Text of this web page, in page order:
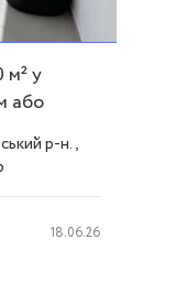
у
або
р-н.,
18.06.26